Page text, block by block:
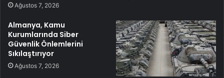
Ağustos 7, 2026
Almanya, Kamu
Kurumlarında Siber
Güvenlik Önlemlerini
Sıkılaştırıyor
Ağustos 7, 2026